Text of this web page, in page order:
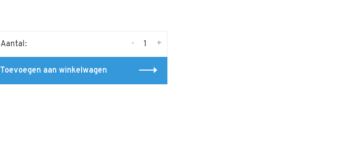
Aantal: +
-
Toevoegen aan winkelwagen